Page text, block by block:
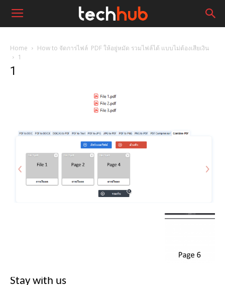
Home
How to จัดการไฟล์ PDF ให้อยู่หมัด รวมไฟล์ได้ แบบไม่ต้องเสียเงิน
1
1
Stay with us